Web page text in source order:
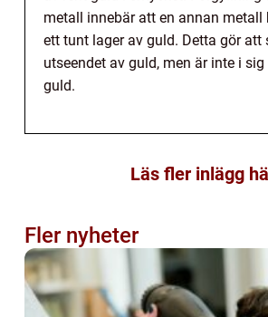
metall innebär att en annan metall
ett tunt lager av guld. Detta gör att
utseendet av guld, men är inte i
guld.
Läs fler inlägg
Fler nyheter